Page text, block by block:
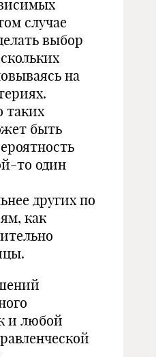
случае
выбор
на
таких
быть
то один
других по
как
и любой